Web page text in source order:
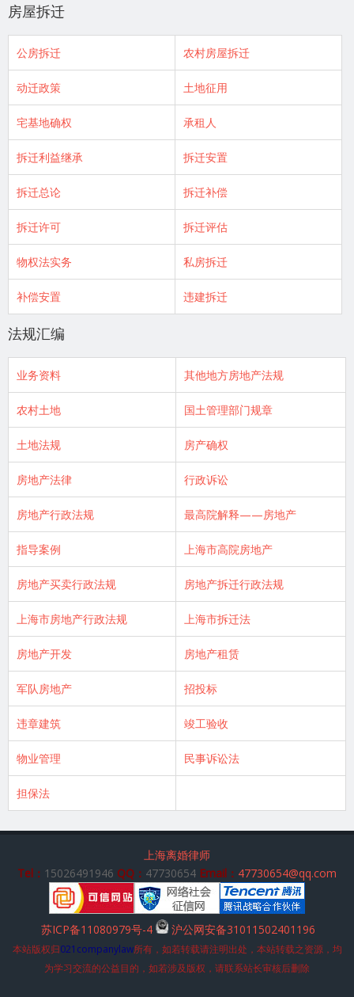
房屋拆迁
公房拆迁 农村房屋拆迁
动迁政策 土地征用
宅基地确权 承租人
拆迁利益继承 拆迁安置
拆迁总论 拆迁补偿
拆迁许可 拆迁评估
物权法实务 私房拆迁
补偿安置 违建拆迁
法规汇编
业务资料 其他地方房地产法规
农村土地 国土管理部门规章
土地法规 房产确权
房地产法律 行政诉讼
房地产行政法规 最高院解释——房地产
指导案例 上海市高院房地产
房地产买卖行政法规 房地产拆迁行政法规
上海市房地产行政法规 上海市拆迁法
房地产开发 房地产租赁
军队房地产 招投标
违章建筑 竣工验收
物业管理 民事诉讼法
担保法
上海离婚律师
Tel： 15026491946 QQ： 47730654 Email： 47730654@qq.com
苏ICP备11080979号-4 沪公网安备31011502401196
本站版权归021companylaw所有，如若转载请注明出处，本站转载之资源，均
为学习交流的公益目的，如若涉及版权，请联系站长审核后删除